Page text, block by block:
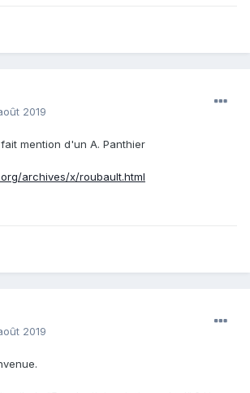
2019
mention d'un A. Panthier
archives/x/roubault.html
2019